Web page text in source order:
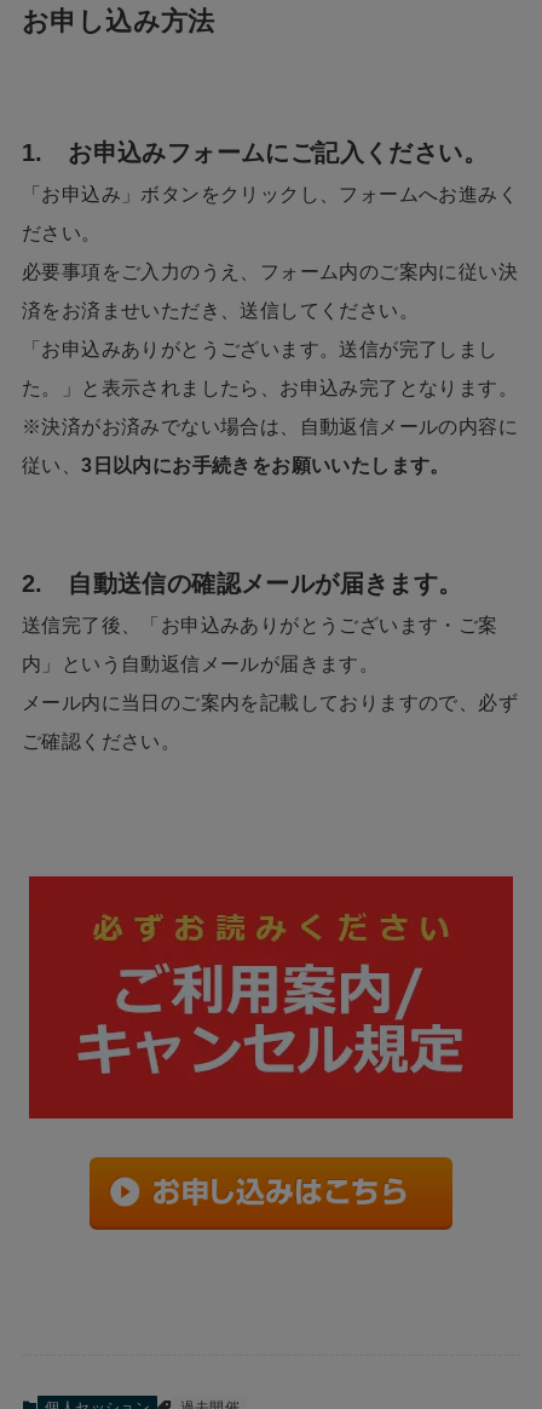
お申し込み方法
1. お申込みフォームにご記入ください。
「お申込み」ボタンをクリックし、フォームへお進みく
ださい。
必要事項をご入力のうえ、フォーム内のご案内に従い決
済をお済ませいただき、送信してください。
「お申込みありがとうございます。送信が完了しまし
た。」と表示されましたら、お申込み完了となります。
※決済がお済みでない場合は、自動返信メールの内容に
従い、3日以内にお手続きをお願いいたします。
2. 自動送信の確認メールが届きます。
送信完了後、「お申込みありがとうございます・ご案
内」という自動返信メールが届きます。
メール内に当日のご案内を記載しておりますので、必ず
ご確認ください。